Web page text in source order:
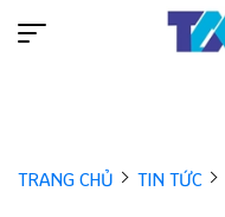
TRANG CHỦ TIN TỨC